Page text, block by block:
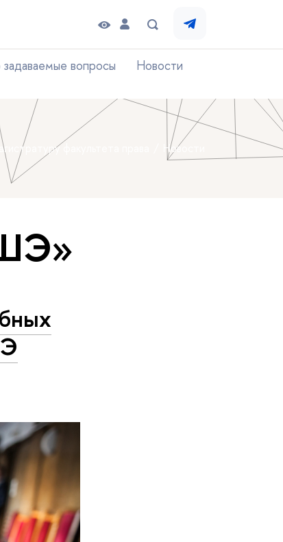
задаваемые вопросы
Новости
факультета права Новости